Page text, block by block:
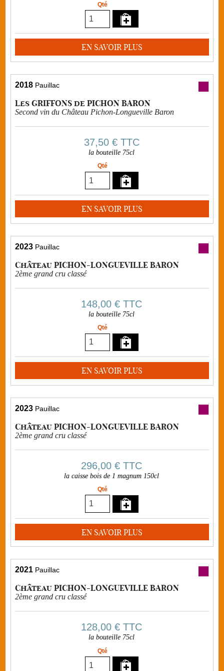
Qté
EN SAVOIR PLUS
2018 Pauillac
Les GRIFFONS de PICHON BARON
Second vin du Château Pichon-Longueville Baron
37,50 €TTC
la bouteille 75cl
Qté
EN SAVOIR PLUS
2023 Pauillac
Château PICHON-LONGUEVILLE BARON
2ème grand cru classé
148,00 € TTC
la bouteille 75cl
Qté
EN SAVOIR PLUS
2023 Pauillac
Château PICHON-LONGUEVILLE BARON
2ème grand cru classé
296,00 € TTC
la caisse bois de 1 magnum 150cl
Qté
EN SAVOIR PLUS
2021 Pauillac
Château PICHON-LONGUEVILLE BARON
2ème grand cru classé
128,00 € TTC
la bouteille 75cl
Qté